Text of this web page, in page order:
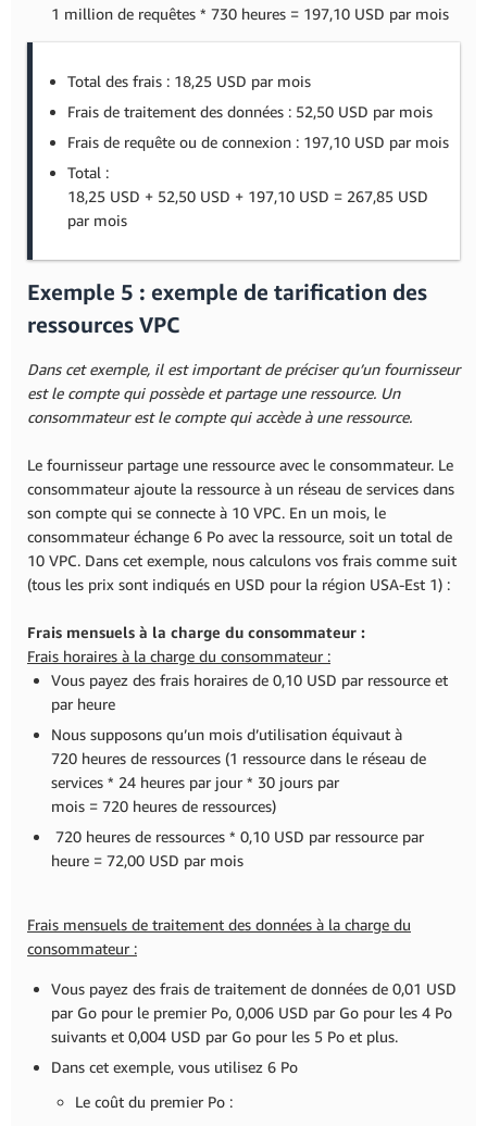
1 million de requêtes * 730 heures = 197,10 USD par mois
Total des frais : 18,25 USD par mois
Frais de traitement des données : 52,50 USD par mois
Frais de requête ou de connexion : 197,10 USD par mois
Total :
18,25 USD + 52,50 USD + 197,10 USD = 267,85 USD
par mois
Exemple 5 : exemple de tarification des
ressources VPC
Dans cet exemple, il est important de préciser qu’un fournisseur
est le compte qui possède et partage une ressource. Un
consommateur est le compte qui accède à une ressource.
Le fournisseur partage une ressource avec le consommateur. Le
consommateur ajoute la ressource à un réseau de services dans
son compte qui se connecte à 10 VPC. En un mois, le
consommateur échange 6 Po avec la ressource, soit un total de
10 VPC. Dans cet exemple, nous calculons vos frais comme suit
(tous les prix sont indiqués en USD pour la région USA-Est 1) :
Frais mensuels à la charge du consommateur :
Frais horaires à la charge du consommateur :
Vous payez des frais horaires de 0,10 USD par ressource et
par heure
Nous supposons qu’un mois d’utilisation équivaut à
720 heures de ressources (1 ressource dans le réseau de
services * 24 heures par jour * 30 jours par
mois = 720 heures de ressources)
720 heures de ressources * 0,10 USD par ressource par
heure = 72,00 USD par mois
Frais mensuels de traitement des données à la charge du
consommateur :
Vous payez des frais de traitement de données de 0,01 USD
par Go pour le premier Po, 0,006 USD par Go pour les 4 Po
suivants et 0,004 USD par Go pour les 5 Po et plus.
Dans cet exemple, vous utilisez 6 Po
Le coût du premier Po :